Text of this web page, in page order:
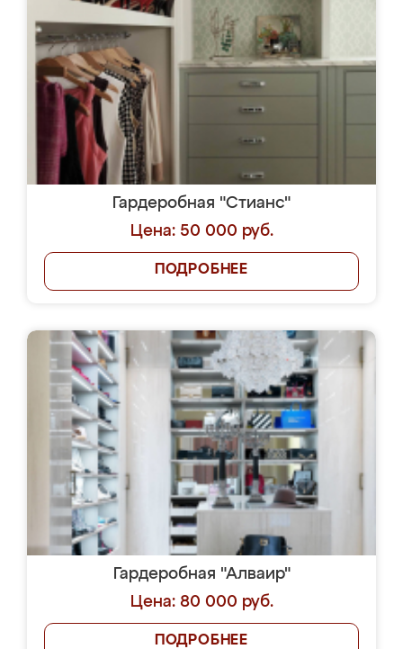
Гардеробная "Стианс"
Цена: 50 000 руб.
ПОДРОБНЕЕ
Гардеробная "Алваир"
Цена: 80 000 руб.
ПОДРОБНЕЕ